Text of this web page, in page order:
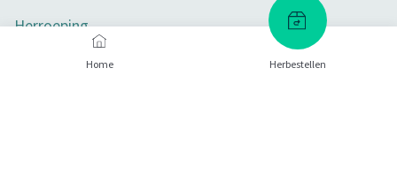
Home Herbestellen
Herroeping
Toegankelijkheid